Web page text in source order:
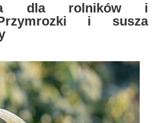
dla rolników i
Przymrozki i susza